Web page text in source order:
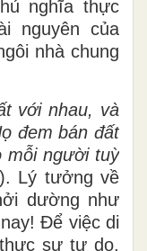
nghĩa thực
nguyên của
nhà chung
với nhau, và
đem bán đất
mỗi người tuỳ
Lý tưởng về
dường như
Để việc di
sự tự do,